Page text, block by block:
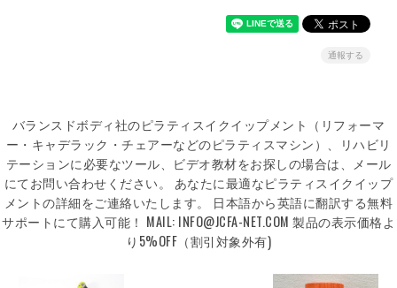
通報する
バランスドボディ社のピラティスイクイップメント（リフォーマ
ー・キャデラック・チェアーなどのピラティスマシン）、リハビリ
テーションに必要なツール、ビデオ教材をお探しの場合は、メール
にてお問い合わせください。 あなたに最適なピラティスイクイップ
メントの詳細をご連絡いたします。 日本語から英語に翻訳する無料
サポートにて購入可能！ MAIL: INFO@JCFA-NET.COM 製品の表示価格よ
り5%OFF（割引対象外有)